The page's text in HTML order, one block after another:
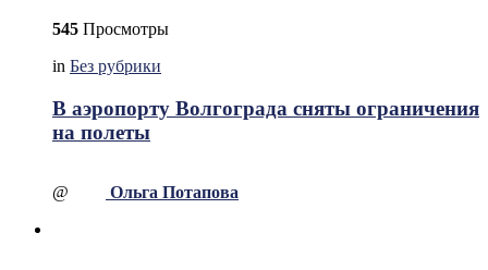
545 Просмотры
in Без рубрики
В аэропорту Волгограда сняты ограничения
на полеты
@ Ольга Потапова